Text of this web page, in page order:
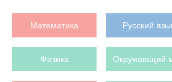
Математика Русский
Физика Окружающий